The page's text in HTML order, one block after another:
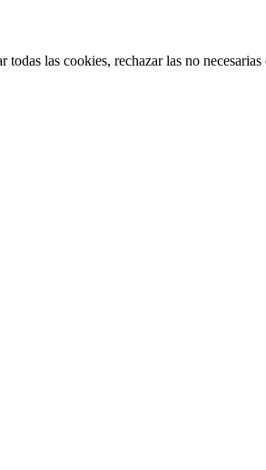
las cookies, rechazar las no